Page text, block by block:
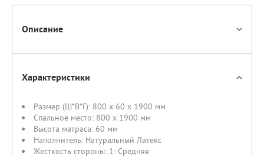
Описание
Характеристики
Размер (Ш*В*Г): 800 x 60 x 1900 мм
Спальное место: 800 х 1900 мм
Высота матраса: 60 мм
Наполнитель: Натуральный Латекс
Жесткость стороны: 1: Средняя